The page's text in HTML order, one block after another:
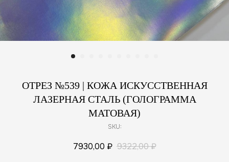
ОТРЕЗ №539 | КОЖА ИСКУССТВЕННАЯ
ЛАЗЕРНАЯ СТАЛЬ (ГОЛОГРАММА
МАТОВАЯ)
SKU:
7930,00 ₽ 9322,00₽